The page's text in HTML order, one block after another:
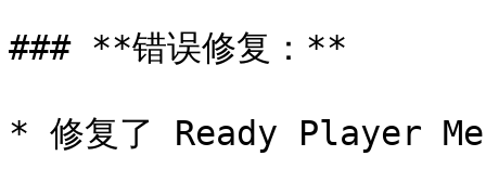
### **错误修复：**
* 修复了 Ready Player Me